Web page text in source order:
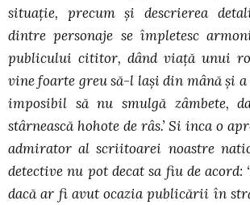
situaţie, precum şi descrierea
dintre personaje se împletesc
publicului cititor, dând viaţă unui
vine foarte greu să-l laşi din mână şi
imposibil să nu smulgă zâmbete,
stârnească hohote de râs.’ Si inca o
admirator al scriitoarei noastre
detective nu pot decat sa fiu de acord:
dacă ar fi avut ocazia publicării în